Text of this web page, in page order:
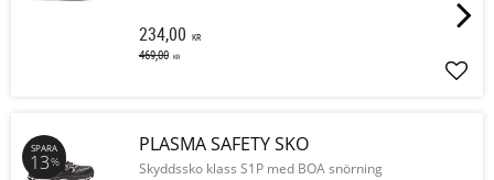
234,00 KR
469,00 KR
PLASMA SAFETY SKO
Skyddssko klass S1P med BOA snörning
SPARA
13%